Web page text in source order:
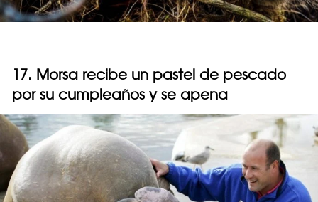
17. Morsa recibe un pastel de pescado
por su cumpleaños y se apena